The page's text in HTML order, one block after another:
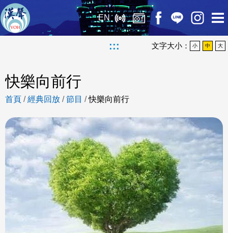
EN
::: 文字大小： 小 中 大
快樂向前行
首頁 /經典回放 /節目 /快樂向前行